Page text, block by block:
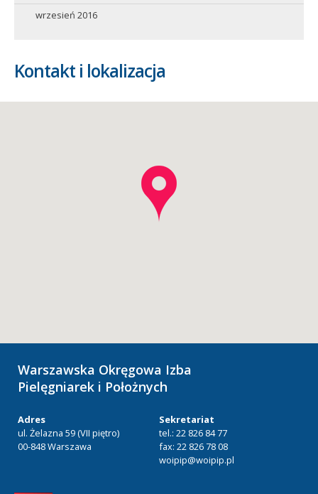
wrzesień 2016
Kontakt i lokalizacja
Warszawska Okręgowa Izba
Pielęgniarek i Położnych
Adres
ul. Żelazna 59 (VII piętro)
00-848 Warszawa
Sekretariat
tel.: 22 826 84 77
fax: 22 826 78 08
woipip@woipip.pl